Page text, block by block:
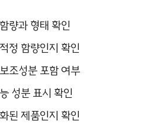
량과 형태 확인
정 함량인지 확인
조성분 포함 여부
성분 표시 확인
된 제품인지 확인